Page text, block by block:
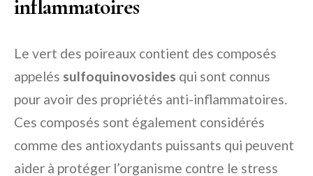
inflammatoires
Le vert des poireaux contient des composés
appelés sulfoquinovosides qui sont connus
pour avoir des propriétés anti-inflammatoires.
Ces composés sont également considérés
comme des antioxydants puissants qui peuvent
aider à protéger l’organisme contre le stress